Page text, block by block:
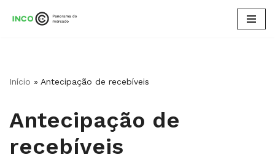
conteúdo
Início » Antecipação de recebíveis
Antecipação de
recebíveis